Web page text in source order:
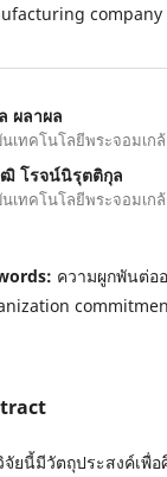
company
ผลาผล
เทคโนโลยีพระจอมเก
โรจน์นิรุตติกุล
เทคโนโลยีพระจอมเก
ความผูกพันต่อ
จัยนี้มีวัตถุประสงค์เพื่